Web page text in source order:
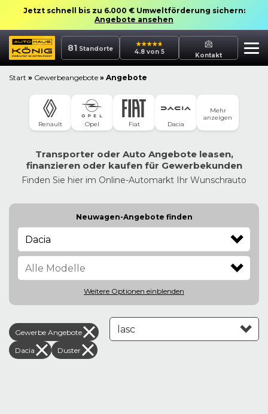
Jetzt schnell bis zu 6.000 € Umweltförderung sichern:
Angebote ansehen
81 Standorte 4.8 von 5 Kontakt
Start » Gewerbeangebote » Angebote
Renault Opel Fiat Dacia
Mehr
anzeigen
Transporter oder Auto Angebote leasen,
finanzieren oder kaufen für Gewerbekunden
Finden Sie hier im Online-Automarkt Ihr Wunschrauto
Neuwagen-Angebote finden
Dacia
Weitere Optionen einblenden
Gewerbe Angebote
Dacia
Duster
Leasing aufsteigend